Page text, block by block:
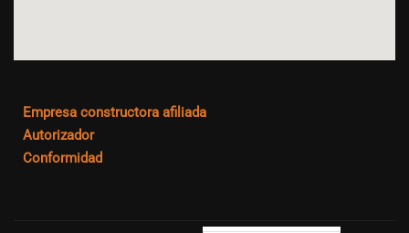
Empresa constructora afiliada
Autorizador
Conformidad